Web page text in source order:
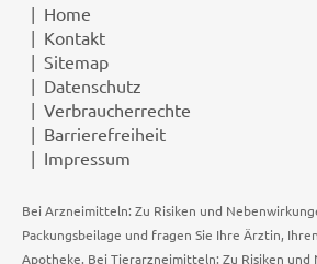
Home
Kontakt
Sitemap
Datenschutz
Verbraucherrechte
Barrierefreiheit
Impressum
Bei Arzneimitteln: Zu Risiken und
Packungsbeilage und fragen Sie Ihre Ärztin,
Apotheke. Bei Tierarzneimitteln: Zu Risiken und